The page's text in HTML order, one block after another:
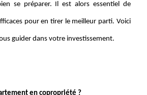
se préparer. Il est alors essentiel de
pour en tirer le meilleur parti. Voici
guider dans votre investissement.
en copropriété ?